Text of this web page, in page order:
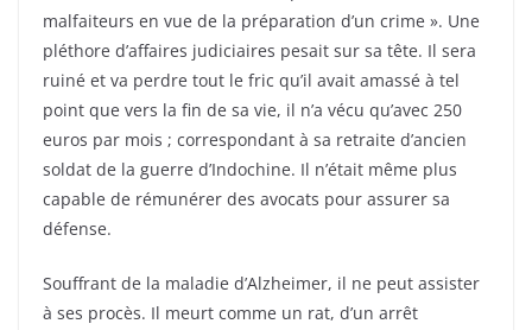
malfaiteurs en vue de la préparation d’un crime ». Une
pléthore d’affaires judiciaires pesait sur sa tête. Il sera
ruiné et va perdre tout le fric qu’il avait amassé à tel
point que vers la fin de sa vie, il n’a vécu qu’avec 250
euros par mois ; correspondant à sa retraite d’ancien
soldat de la guerre d’Indochine. Il n’était même plus
capable de rémunérer des avocats pour assurer sa
défense.
Souffrant de la maladie d’Alzheimer, il ne peut assister
à ses procès. Il meurt comme un rat, d’un arrêt